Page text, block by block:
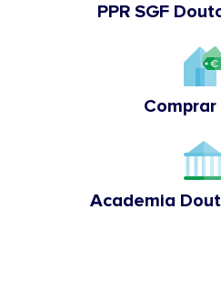
PPR SGF
Comprar
Academia